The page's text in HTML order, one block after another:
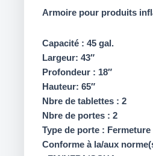
Armoire pour produits
Capacité : 45 gal.
Largeur: 43″
Profondeur : 18″
Hauteur: 65″
Nbre de tablettes : 2
Nbre de portes : 2
Type de porte :
Conforme à la/aux